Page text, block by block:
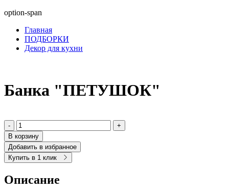
option-span
Главная
ПОДБОРКИ
Декор для кухни
Банка "ПЕТУШОК"
-
+
В корзину
Добавить в избранное
Купить в 1 клик
Описание